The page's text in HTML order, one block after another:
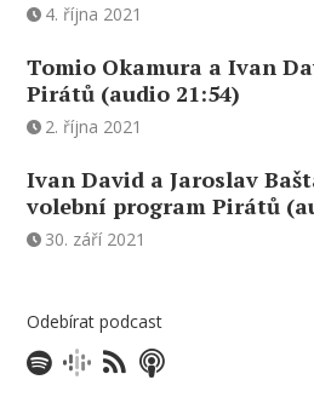
4. října 2021
Tomio Okamura a Ivan
Pirátů (audio 21:54)
2. října 2021
Ivan David a Jaroslav
volební program Pirátů
30. září 2021
Odebírat podcast